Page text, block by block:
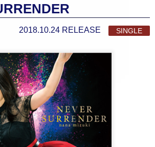
2018.10.24 RELEASE SINGLE